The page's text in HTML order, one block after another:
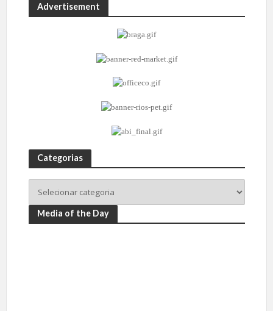
Advertisement
Categorias
Media of the Day